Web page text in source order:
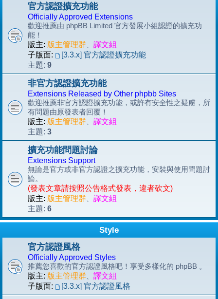
官方認證擴充功能
Officially Approved Extensions
歡迎推薦由 phpBB Limited 官方發展小組認證的擴充功
能！
版主: 版主管理群
譯文組
子版面:
[3.3.x] 官方認證擴充功能
主題: 9
非官方認證擴充功能
Extensions Released by Other phpbb Sites
歡迎推薦非官方認證擴充功能，或許有安全性之疑慮，所
有問題由原發表者回覆！
版主: 版主管理群
譯文組
主題: 3
擴充功能問題討論
Extensions Support
無論是官方或非官方認證之擴充功能，安裝與使用問題討
論。
(發表文章請按照公告格式發表，違者砍文)
版主: 版主管理群
譯文組
主題: 6
Style
官方認證風格
Officially Approved Styles
推薦您喜歡的官方認證風格吧！享受多樣化的 phpBB 。
版主: 版主管理群
譯文組
子版面:
[3.3.x] 官方認證風格